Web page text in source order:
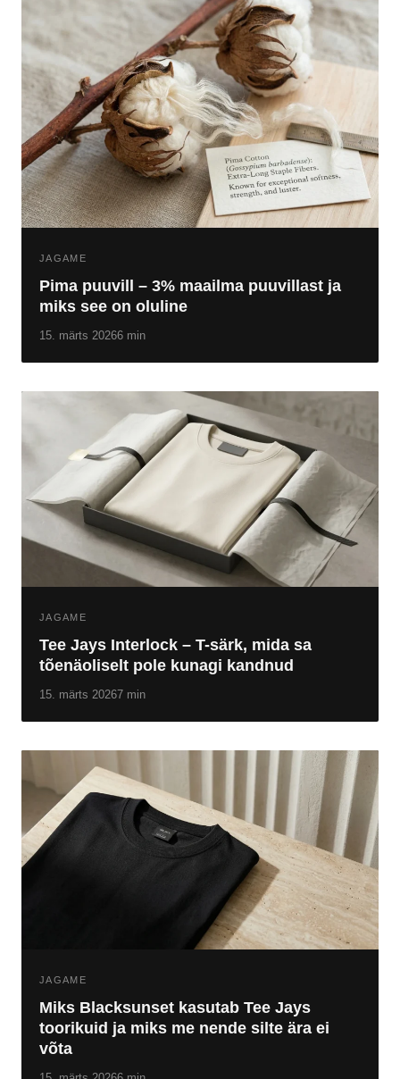
JAGAME
Pima puuvill – 3% maailma puuvillast ja
miks see on oluline
15. märts 20266 min
JAGAME
Tee Jays Interlock – T-särk, mida sa
tõenäoliselt pole kunagi kandnud
15. märts 20267 min
JAGAME
Miks Blacksunset kasutab Tee Jays
toorikuid ja miks me nende silte ära ei
võta